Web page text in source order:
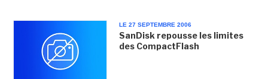
LE 27 SEPTEMBRE 2006
SanDisk repousse les limites
des CompactFlash